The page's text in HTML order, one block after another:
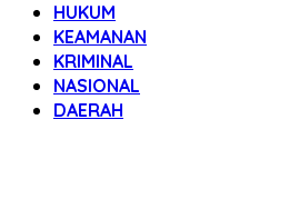
HUKUM
KEAMANAN
KRIMINAL
NASIONAL
DAERAH